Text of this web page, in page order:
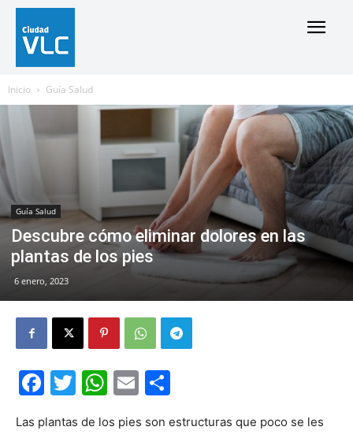
Inicio Guía Salud
Guía Salud
Descubre cómo eliminar dolores en las
plantas de los pies
6 enero, 2023
Facebook
Twitter
WhatsApp
Email
Las plantas de los pies son estructuras que poco se les